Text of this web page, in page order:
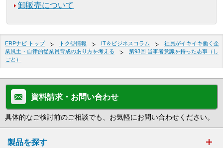
卸販売について
ERPナビ トップ トク◎情報 IT＆ビジネスコラム
社員がイキイキ働く企
業風土・自律的従業員育成のあり方を考える
第93回 当事者意識を持った志事（し
ごと）
資料請求・お問い合わせ
具体的なご検討前のご相談でも、お気軽にお問い合わせください。
製品を探す